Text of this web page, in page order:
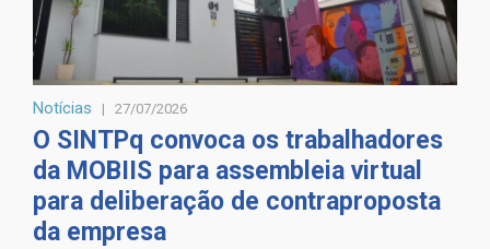
Notícias 27/07/2026
O SINTPq convoca os trabalhadores
da MOBIIS para assembleia virtual
para deliberação de contraproposta
da empresa